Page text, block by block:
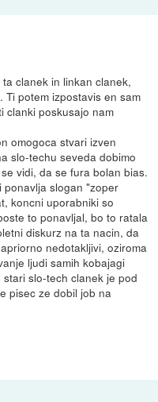
clanek in linkan clanek,
potem izpostavis en sam
clanki poskusajo nam
omogoca stvari izven
slo-techu seveda dobimo
vidi, da se fura bolan bias.
ponavlja slogan "zoper
koncni uporabniki so
to ponavljal, bo to ratala
diskurz na ta nacin, da
nedotakljivi, oziroma
ljudi samih kobajagi
slo-tech clanek je pod
pisec ze dobil job na